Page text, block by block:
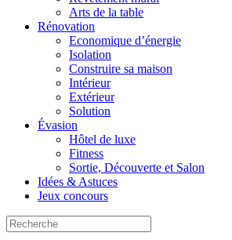
Arts de la table
Rénovation
Economique d’énergie
Isolation
Construire sa maison
Intérieur
Extérieur
Solution
Évasion
Hôtel de luxe
Fitness
Sortie, Découverte et Salon
Idées & Astuces
Jeux concours